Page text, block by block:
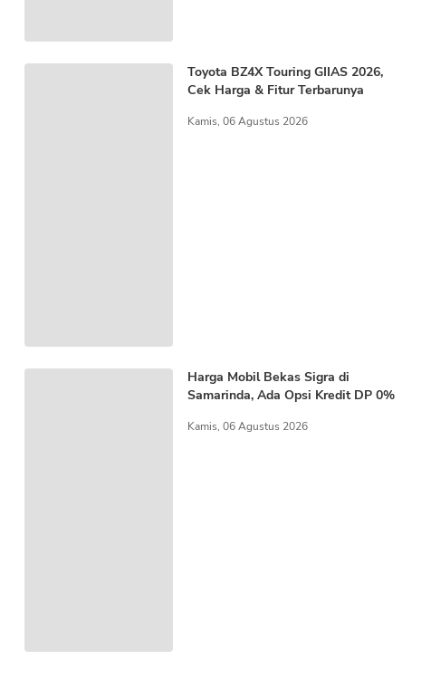
Toyota BZ4X Touring GIIAS 2026,
Cek Harga & Fitur Terbarunya
Kamis, 06 Agustus 2026
Harga Mobil Bekas Sigra di
Samarinda, Ada Opsi Kredit DP 0%
Kamis, 06 Agustus 2026